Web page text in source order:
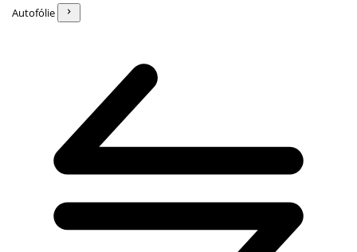
Autofólie